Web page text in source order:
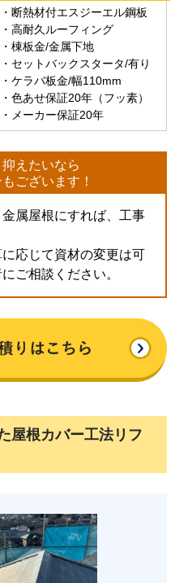
・断熱材付エスジーエル鋼板
・高耐久ルーフィング
・棟板金/金属下地
・セットバックスタータ/有り
・ケラバ板金/幅110mm
・色あせ保証20年（フッ素）
・メーカー保証20年
えたいなら
ございます！
属屋根にすれば、工事
応じて資材の変更は可
ご相談ください。
屋根カバー工法リフ